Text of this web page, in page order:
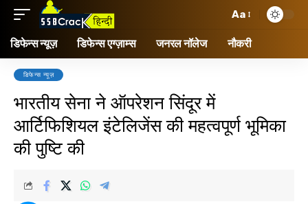
Aa
डिफेन्स न्यूज़ डिफेन्स एग्ज़ाम्स जनरल नॉलेज नौकरी
डिफेन्स न्यूज़
भारतीय सेना ने ऑपरेशन सिंदूर में
आर्टिफिशियल इंटेलिजेंस की महत्वपूर्ण भूमिका
की पुष्टि की